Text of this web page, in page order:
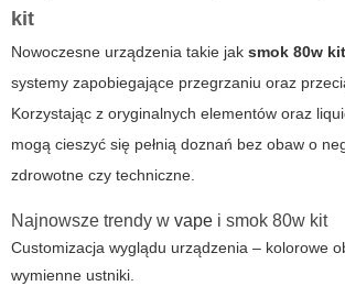
kit
Nowoczesne urządzenia takie jak smok 80w kit
systemy zapobiegające przegrzaniu oraz
Korzystając z oryginalnych elementów oraz
mogą cieszyć się pełnią doznań bez obaw o
zdrowotne czy techniczne.
Najnowsze trendy w vape i smok 80w kit
Customizacja wyglądu urządzenia – kolorowe
wymienne ustniki.